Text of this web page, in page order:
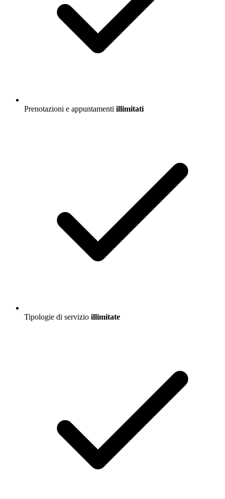
Prenotazioni e appuntamenti illimitati
Tipologie di servizio illimitate